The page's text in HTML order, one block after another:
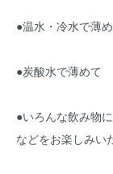
●温水・冷水で薄
●炭酸水で薄めて
●いろんな飲み物
などをお楽しみい